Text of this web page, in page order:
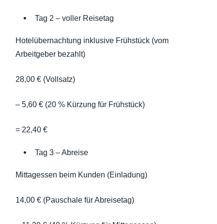
Tag 2 – voller Reisetag
Hotelübernachtung inklusive Frühstück (vom
Arbeitgeber bezahlt)
28,00 € (Vollsatz)
– 5,60 € (20 % Kürzung für Frühstück)
= 22,40 €
Tag 3 – Abreise
Mittagessen beim Kunden (Einladung)
14,00 € (Pauschale für Abreisetag)